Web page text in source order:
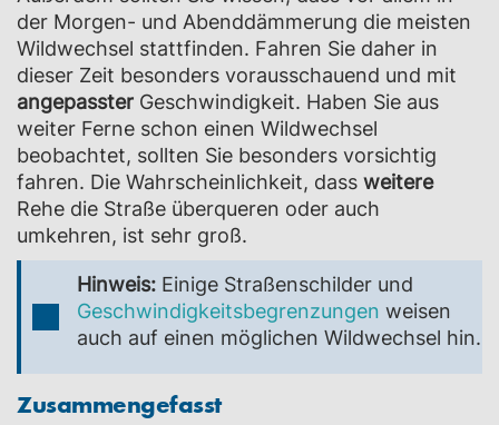
der Morgen- und Abenddämmerung die meisten
Wildwechsel stattfinden. Fahren Sie daher in
dieser Zeit besonders vorausschauend und mit
angepasster Geschwindigkeit. Haben Sie aus
weiter Ferne schon einen Wildwechsel
beobachtet, sollten Sie besonders vorsichtig
fahren. Die Wahrscheinlichkeit, dass weitere
Rehe die Straße überqueren oder auch
umkehren, ist sehr groß.
Hinweis: Einige Straßenschilder und
Geschwindigkeitsbegrenzungen weisen
auch auf einen möglichen Wildwechsel hin.
Zusammengefasst